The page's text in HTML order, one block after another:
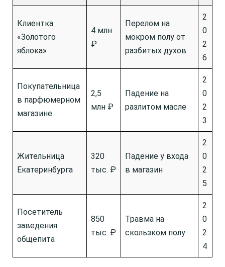
Клиентка
«Золотого
яблока»
4 млн
₽
Перелом на
мокром полу от
разбитых духов
2
0
2
6
Покупательница
в парфюмерном
магазине
2,5
млн ₽
Падение на
разлитом масле
2
0
2
3
Жительница
Екатеринбурга
320
тыс. ₽
Падение у входа
в магазин
2
0
2
5
Посетитель
заведения
общепита
850
тыс. ₽
Травма на
скользком полу
2
0
2
4